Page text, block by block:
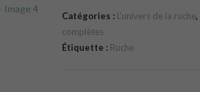
Dadant
6
Catégories : L'univers de la ruche,
complètes
Étiquette : Ruche